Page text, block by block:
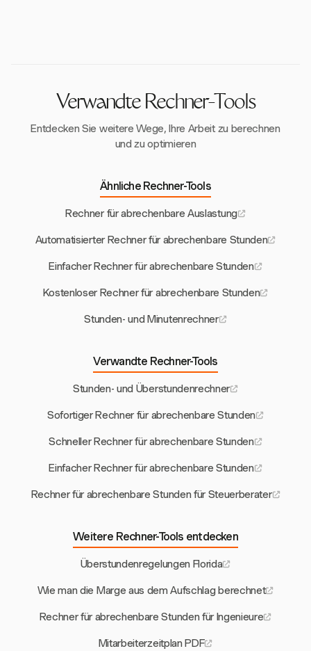
Verwandte Rechner-Tools
Entdecken Sie weitere Wege, Ihre Arbeit zu berechnen
und zu optimieren
Ähnliche Rechner-Tools
Rechner für abrechenbare Auslastung
Automatisierter Rechner für abrechenbare Stunden
Einfacher Rechner für abrechenbare Stunden
Kostenloser Rechner für abrechenbare Stunden
Stunden- und Minutenrechner
Verwandte Rechner-Tools
Stunden- und Überstundenrechner
Sofortiger Rechner für abrechenbare Stunden
Schneller Rechner für abrechenbare Stunden
Einfacher Rechner für abrechenbare Stunden
Rechner für abrechenbare Stunden für Steuerberater
Weitere Rechner-Tools entdecken
Überstundenregelungen Florida
Wie man die Marge aus dem Aufschlag berechnet
Rechner für abrechenbare Stunden für Ingenieure
Mitarbeiterzeitplan PDF